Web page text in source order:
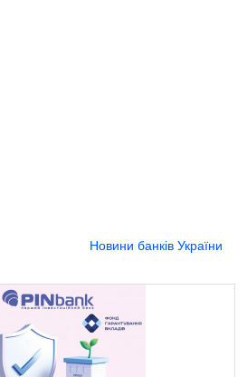
Новини банків України